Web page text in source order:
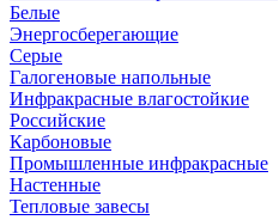
Белые
Энергосберегающие
Серые
Галогеновые напольные
Инфракрасные влагостойкие
Российские
Карбоновые
Промышленные инфракрасные
Настенные
Тепловые завесы